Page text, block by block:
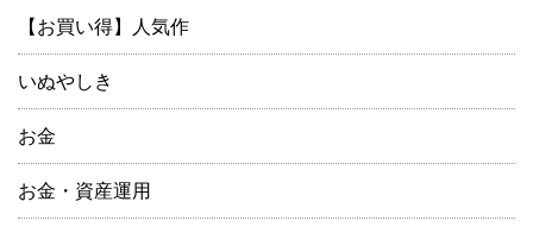
【お買い得】人気作
いぬやしき
お金
お金・資産運用